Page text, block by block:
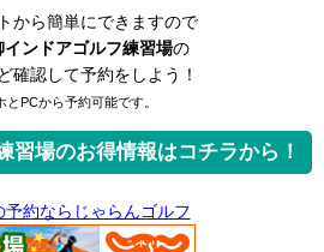
から簡単にできますので
インドアゴルフ練習場の
確認して予約をしよう！
PCから予約可能です。
習場のお得情報はコチラから！
予約ならじゃらんゴルフ